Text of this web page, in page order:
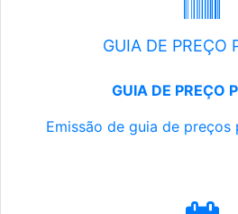
GUIA DE PREÇO
GUIA DE PREÇO
Emissão de guia de preços